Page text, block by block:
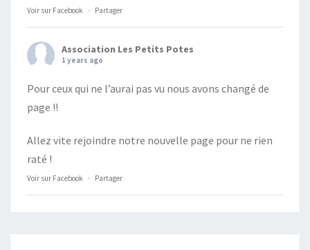
Voir sur Facebook · Partager
Association Les Petits Potes
1 years ago
Pour ceux qui ne l’aurai pas vu nous avons changé de
page !!
Allez vite rejoindre notre nouvelle page pour ne rien
raté !
Voir sur Facebook · Partager